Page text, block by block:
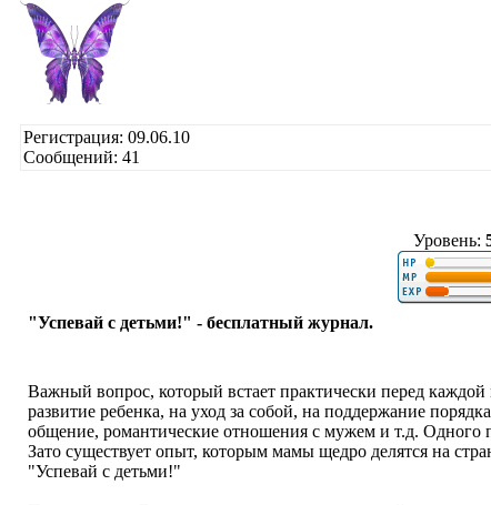
Регистрация: 09.06.10
Сообщений: 41
Уровень:
"Успевай с детьми!" - бесплатный журнал.
Важный вопрос, который встает практически перед
развитие ребенка, на уход за собой, на поддержание
общение, романтические отношения с мужем и т.д. Одного
Зато существует опыт, которым мамы щедро делятся на
"Успевай с детьми!"